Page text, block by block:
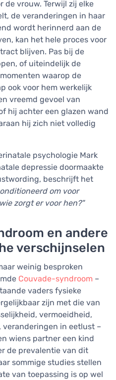
de vrouw. Terwijl zij elke
de veranderingen in haar
wordt herinnerd aan de
kan het hele proces voor
blijven. Pas bij de
of uiteindelijk de
waarop de
ook voor hem werkelijk
vreemd gevoel van
hij achter een glazen wand
hij zich niet volledig
psychologie Mark
depressie doormaakte
beschrijft het
om voor
zorgt er voor hen?"
en andere
verschijnselen
weinig besproken
Couvade-syndroom –
vaders fysieke
zijn met die van
vermoeidheid,
in eetlust –
wiens partner een kind
de prevalentie van dit
sommige studies stellen
van toepassing is op wel